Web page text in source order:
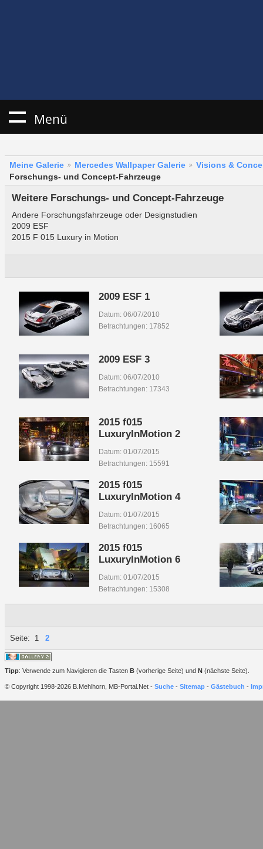
Menü
Meine Galerie Mercedes Wallpaper Galerie
Visions &
Forschungs- und Concept-Fahrzeuge
Weitere Forschungs- und Concept-Fahrzeuge
Andere Forschungsfahrzeuge oder Designstudien
2009 ESF
2015 F 015 Luxury in Motion
2009 ESF 1
Datum: 06/07/2010
Betrachtungen: 17852
2009 ESF 3
Datum: 06/07/2010
Betrachtungen: 17343
2015 f015
LuxuryInMotion 2
Datum: 01/07/2015
Betrachtungen: 15591
2015 f015
LuxuryInMotion 4
Datum: 01/07/2015
Betrachtungen: 16065
2015 f015
LuxuryInMotion 6
Datum: 01/07/2015
Betrachtungen: 15308
Seite: 1 2
Tipp: Verwende zum Navigieren die Tasten B (vorherige Seite) und N (nächste Seite).
© Copyright 1998-2026 B.Mehlhorn, MB-Portal.Net - Suche - Sitemap - Gästebuch -